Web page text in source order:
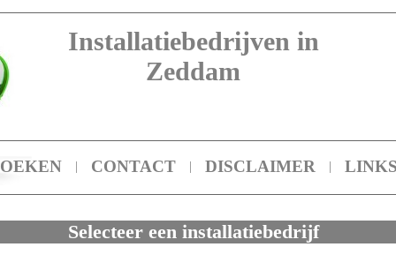
| CONTACT | DISCLAIMER | LINKS
Installatiebedrijven in
Zeddam
Selecteer een installatiebedrijf